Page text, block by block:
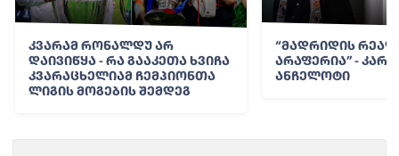
კვარამ რონალდუ არ
დაივიწყა - რა გააკეთა ხვიჩა
კვარაცხელიამ ჩემპიონთა
ლიგის მოგების შემდეგ
“მადრიდის
არაფერია” -
ანჩელოტი